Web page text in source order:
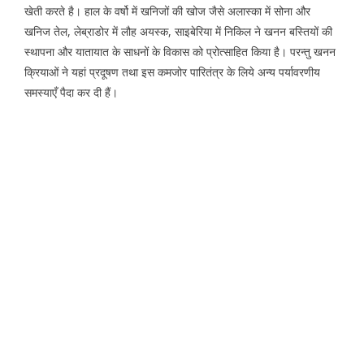
खेती करते है। हाल के वर्षो में खनिजों की खोज जैसे अलास्का में सोना और
खनिज तेल, लेब्राडोर में लौह अयस्क, साइबेरिया में निकिल ने खनन बस्तियों की
स्थापना और यातायात के साधनों के विकास को प्रोत्साहित किया है। परन्तु खनन
क्रियाओं ने यहां प्रदूषण तथा इस कमजोर पारितंत्र के लिये अन्य पर्यावरणीय
समस्याएँ पैदा कर दी हैं।